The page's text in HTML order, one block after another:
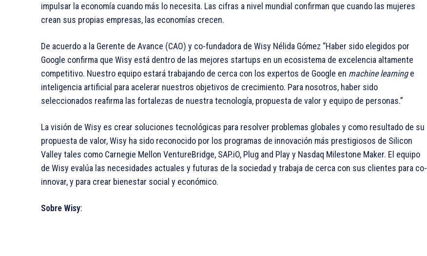
impulsar la economía cuando más lo necesita. Las cifras a nivel mundial confirman que cuando las mujeres
crean sus propias empresas, las economías crecen.
De acuerdo a la Gerente de Avance (CAO) y co-fundadora de Wisy Nélida Gómez “Haber sido elegidos por
Google confirma que Wisy está dentro de las mejores startups en un ecosistema de excelencia altamente
competitivo. Nuestro equipo estará trabajando de cerca con los expertos de Google en machine learninge
inteligencia artificial para acelerar nuestros objetivos de crecimiento. Para nosotros, haber sido
seleccionados reafirma las fortalezas de nuestra tecnología, propuesta de valor y equipo de personas.”
La visión de Wisy es crear soluciones tecnológicas para resolver problemas globales y como resultado de su
propuesta de valor, Wisy ha sido reconocido por los programas de innovación más prestigiosos de Silicon
Valley tales como Carnegie Mellon VentureBridge, SAP.iO, Plug and Play y Nasdaq Milestone Maker. El equipo
de Wisy evalúa las necesidades actuales y futuras de la sociedad y trabaja de cerca con sus clientes para co-
innovar, y para crear bienestar social y económico.
Sobre Wisy: